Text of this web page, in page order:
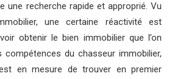
une recherche rapide et approprié. Vu
une certaine réactivité est
obtenir le bien immobilier que l’on
compétences du chasseur immobilier,
en mesure de trouver en premier